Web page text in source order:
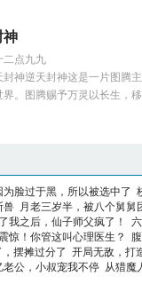
神
二点九九
封神逆天封神这是一片图腾
界。图腾赐予万灵以长生，
为脸过于黑，所以被选中了
兽 月老三岁半，被八个舅舅
我之后，仙子师父疯了！
惊！你管这叫心理医生？
摆摊过分了 开局无敌，打
老公，小叔宠我不停 从猎魔